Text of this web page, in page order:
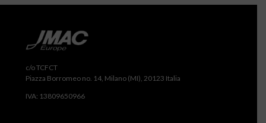
c/o TCFCT
Piazza Borromeo no. 14, Milano (MI), 20123 Italia
IVA: 13809650966